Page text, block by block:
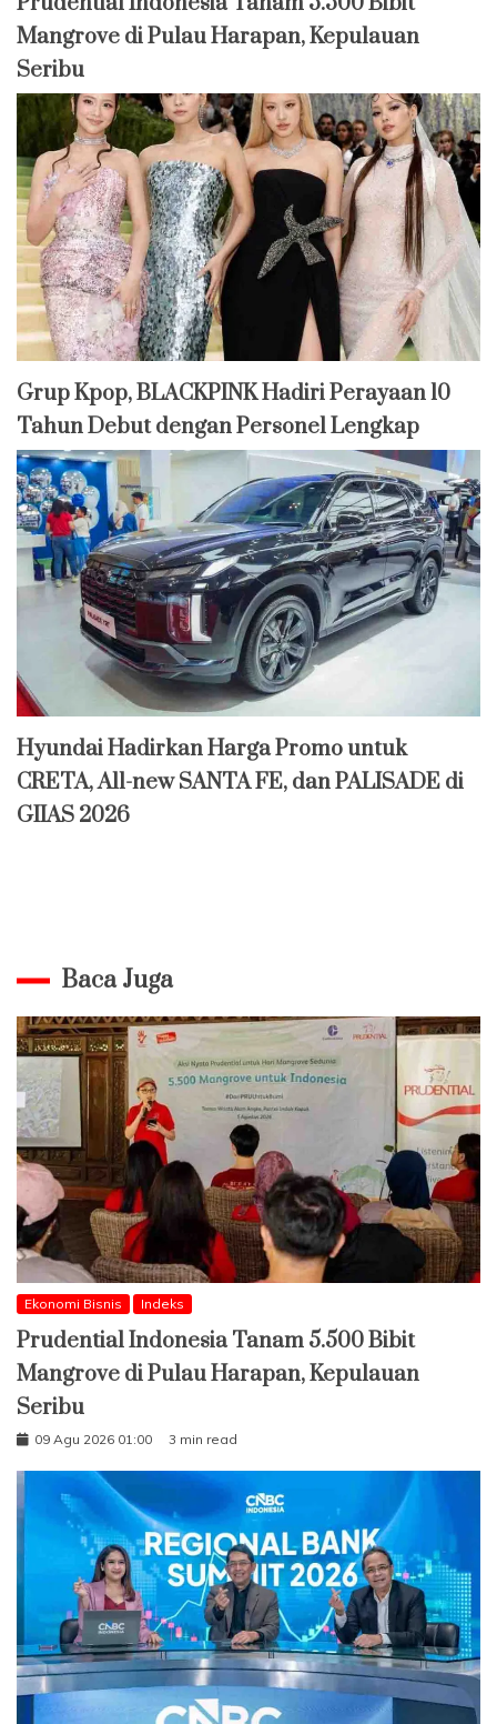
Mangrove di Pulau Harapan, Kepulauan
Seribu
Grup Kpop, BLACKPINK Hadiri Perayaan 10
Tahun Debut dengan Personel Lengkap
Hyundai Hadirkan Harga Promo untuk
CRETA, All-new SANTA FE, dan PALISADE di
GIIAS 2026
Baca Juga
Ekonomi Bisnis Indeks
Prudential Indonesia Tanam 5.500 Bibit
Mangrove di Pulau Harapan, Kepulauan
Seribu
09 Agu 2026 01:00 3 min read